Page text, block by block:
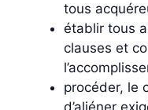
tous
établir tous
clauses et
procéder, le
d’aliéner